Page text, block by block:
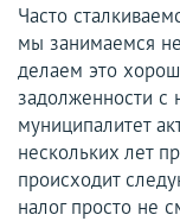
Часто
мы занимаемся
делаем это
задолженности с
муниципалитет
нескольких лет
происходит
налог просто не